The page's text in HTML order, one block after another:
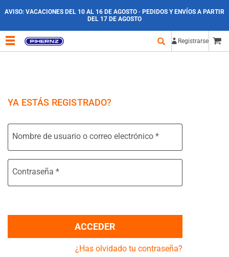
AVISO: VACACIONES DEL 10 AL 16 DE AGOSTO · PEDIDOS Y ENVÍOS A PARTIR
DEL 17 DE AGOSTO
Registrarse
YA ESTÁS REGISTRADO?
Nombre de usuario o correo electrónico *
Contraseña *
ACCEDER
¿Has olvidado tu contraseña?